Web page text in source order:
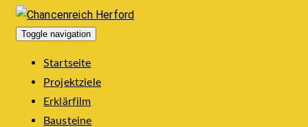
Toggle navigation
Startseite
Projektziele
Erklärfilm
Bausteine